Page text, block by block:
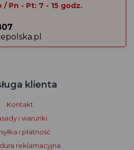
Pn - Pt: 7 - 15 godz.
klienta
Kontakt
i warunki
i płatność
reklamacyjna